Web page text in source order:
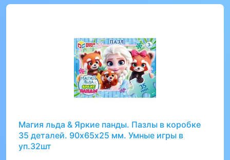
Магия льда & Яркие панды. Пазлы в коробке
35 деталей. 90х65х25 мм. Умные игры в
уп.32шт